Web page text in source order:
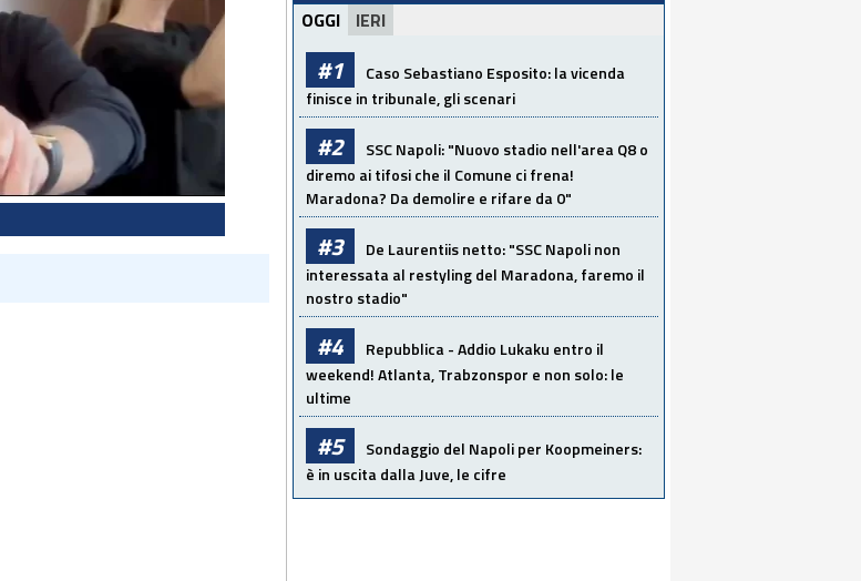
OGGI IERI
#1
Caso Sebastiano Esposito: la vicenda
finisce in tribunale, gli scenari
#2
SSC Napoli: "Nuovo stadio nell'area Q8 o
diremo ai tifosi che il Comune ci frena!
Maradona? Da demolire e rifare da 0"
#3
De Laurentiis netto: "SSC Napoli non
interessata al restyling del Maradona, faremo il
nostro stadio"
#4
Repubblica - Addio Lukaku entro il
weekend! Atlanta, Trabzonspor e non solo: le
ultime
#5
Sondaggio del Napoli per Koopmeiners:
è in uscita dalla Juve, le cifre